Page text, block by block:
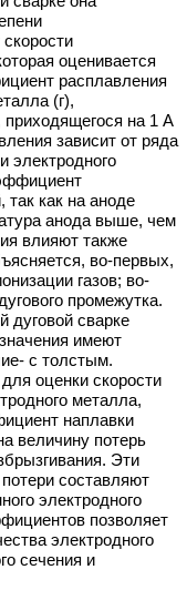
оценивается
расплавления
(г),
приходящегося на 1 А
зависит от ряда
электродного
как на аноде
анода выше, чем
влияют также
во-первых,
газов; во-
промежутка.
дуговой сварке
имеют
с толстым.
оценки скорости
металла,
наплавки
величину потерь
Эти
составляют
электродного
позволяет
электродного
сечения и